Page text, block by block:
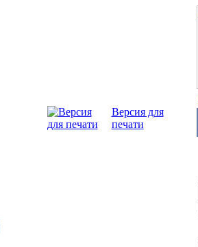
Версия для
печати